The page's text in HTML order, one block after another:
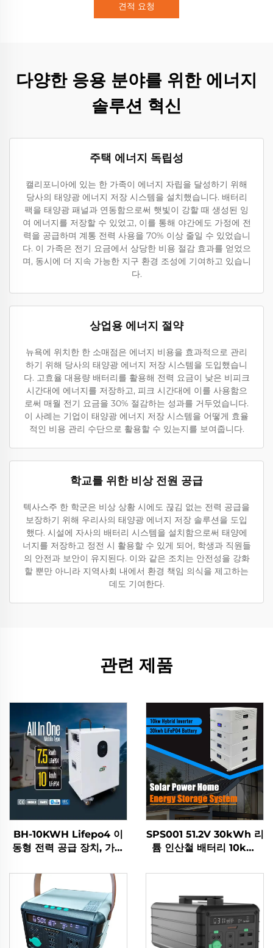
견적 요청
다양한 응용 분야를 위한 에너지
솔루션 혁신
주택 에너지 독립성
캘리포니아에 있는 한 가족이 에너지 자립을 달성하기 위해
당사의 태양광 에너지 저장 시스템을 설치했습니다. 배터리
팩을 태양광 패널과 연동함으로써 햇빛이 강할 때 생성된 잉
여 에너지를 저장할 수 있었고, 이를 통해 야간에도 가정에 전
력을 공급하며 계통 전력 사용을 70% 이상 줄일 수 있었습니
다. 이 가족은 전기 요금에서 상당한 비용 절감 효과를 얻었으
며, 동시에 더 지속 가능한 지구 환경 조성에 기여하고 있습니
다.
상업용 에너지 절약
뉴욕에 위치한 한 소매점은 에너지 비용을 효과적으로 관리
하기 위해 당사의 태양광 에너지 저장 시스템을 도입했습니
다. 고효율 대용량 배터리를 활용해 전력 요금이 낮은 비피크
시간대에 에너지를 저장하고, 피크 시간대에 이를 사용함으
로써 매월 전기 요금을 30% 절감하는 성과를 거두었습니다.
이 사례는 기업이 태양광 에너지 저장 시스템을 어떻게 효율
적인 비용 관리 수단으로 활용할 수 있는지를 보여줍니다.
학교를 위한 비상 전원 공급
텍사스주 한 학군은 비상 상황 시에도 끊김 없는 전력 공급을
보장하기 위해 우리사의 태양광 에너지 저장 솔루션을 도입
했다. 시설에 자사의 배터리 시스템을 설치함으로써 태양에
너지를 저장하고 정전 시 활용할 수 있게 되어, 학생과 직원들
의 안전과 보안이 유지된다. 이와 같은 조치는 안전성을 강화
할 뿐만 아니라 지역사회 내에서 환경 책임 의식을 제고하는
데도 기여한다.
관련 제품
BH-10KWH Lifepo4 이
동형 전력 공급 장치, 가정
동용 5KW AC 전원 출력
SPS001 51.2V 30kWh 리
튬 인산철 배터리 10kW
지 저장 시스템